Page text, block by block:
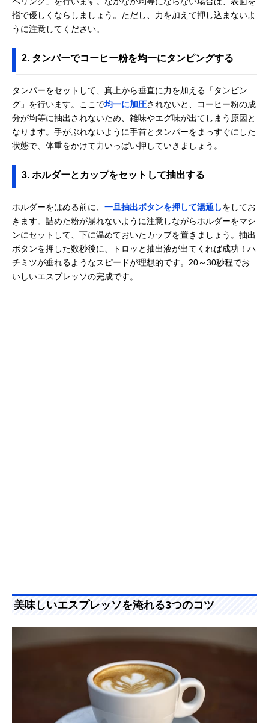
指で優しくならしましょう。ただし、力を加えて押し込まないよ
うに注意してください。
2. タンパーでコーヒー粉を均一にタンピングする
タンパーをセットして、真上から垂直に力を加える「タンピン
グ」を行います。ここで均一に加圧されないと、コーヒー粉の成
分が均等に抽出されないため、雑味やエグ味が出てしまう原因と
なります。手がぶれないように手首とタンパーをまっすぐにした
状態で、体重をかけて力いっぱい押していきましょう。
3. ホルダーとカップをセットして抽出する
ホルダーをはめる前に、 一旦抽出ボタンを押して湯通しをしてお
きます。詰めた粉が崩れないように注意しながらホルダーをマシ
ンにセットして、下に温めておいたカップを置きましょう。抽出
ボタンを押した数秒後に、トロッと抽出液が出てくれば成功！ハ
チミツが垂れるようなスピードが理想的です。20～30秒程でお
いしいエスプレッソの完成です。
美味しいエスプレッソを淹れる3つのコツ